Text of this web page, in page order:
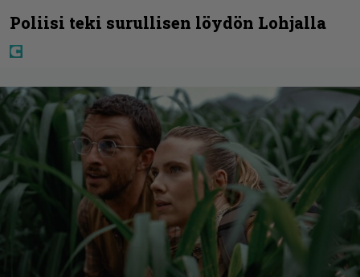
Poliisi teki surullisen löydön Lohjalla